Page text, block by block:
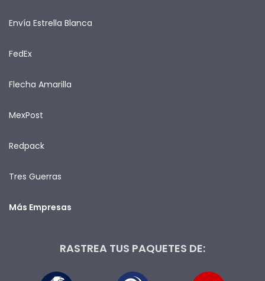
Envía Estrella Blanca
FedEx
Flecha Amarilla
MexPost
Redpack
Tres Guerras
Más Empresas
RASTREA TUS PAQUETES DE: